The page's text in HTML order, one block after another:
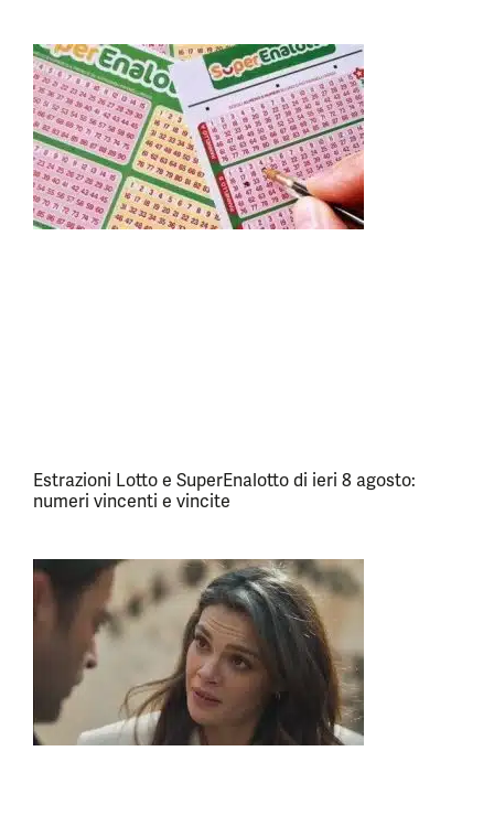
Estrazioni Lotto e SuperEnalotto di ieri 8 agosto:
numeri vincenti e vincite